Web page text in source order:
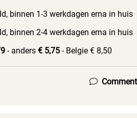
binnen 1-3 werkdagen erna in huis
binnen 2-4 werkdagen erna in huis
- anders € 5,75 - Belgie € 8,50
Comment